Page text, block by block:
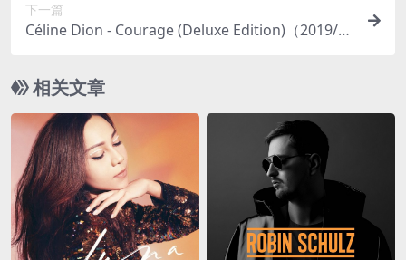
下一篇
Céline Dion - Courage (Deluxe Edition)（2019/FL
相关文章